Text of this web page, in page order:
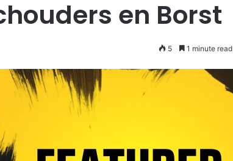
en Borst
5 1 minute read